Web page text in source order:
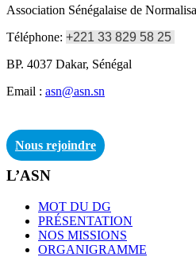
Association Sénégalaise de
Téléphone: +221 33 829 58 25
BP. 4037 Dakar, Sénégal
Email : asn@asn.sn
Nous rejoindre
L’ASN
MOT DU DG
PRÉSENTATION
NOS MISSIONS
ORGANIGRAMME